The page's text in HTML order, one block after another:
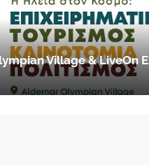
Village & LiveOn